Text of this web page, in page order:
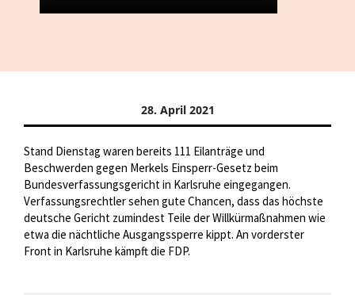
28. April 2021
Stand Dienstag waren bereits 111 Eilanträge und
Beschwerden gegen Merkels Einsperr-Gesetz beim
Bundesverfassungsgericht in Karlsruhe eingegangen.
Verfassungsrechtler sehen gute Chancen, dass das höchste
deutsche Gericht zumindest Teile der Willkürmaßnahmen wie
etwa die nächtliche Ausgangssperre kippt. An vorderster
Front in Karlsruhe kämpft die FDP.